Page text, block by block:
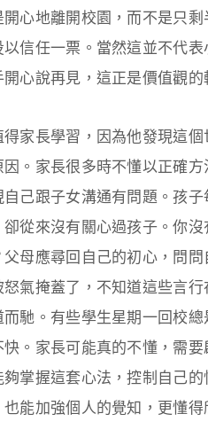
心地離開校園，而不是只
信任一票。當然這並不代
心說再見，這正是價值觀的
家長學習，因為他發現這
。家長很多時不懂以正確
自己跟子女溝通有問題。孩
從來沒有關心過孩子。你
母應尋回自己的初心，問
氣掩蓋了，不知道這些言
馳。有些學生星期一回校
。家長可能真的不懂，需
掌握這套心法，控制自己
能加強個人的覺知，更懂得